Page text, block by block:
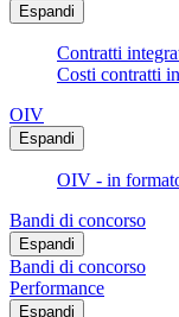
Espandi
Contratti
Costi contratti
OIV
Espandi
OIV - in
Bandi di concorso
Espandi
Bandi di concorso
Performance
Espandi